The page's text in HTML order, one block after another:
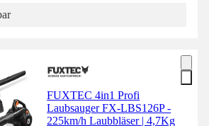
FUXTEC 4in1 Profi
Laubsauger FX-LBS126P -
225km/h Laubbläser | 4,7Kg